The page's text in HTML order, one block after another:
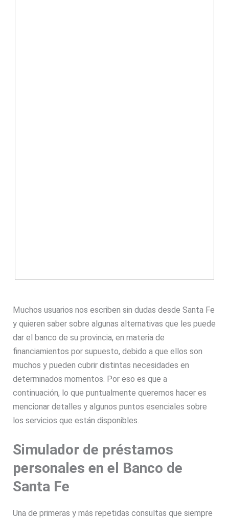
Muchos usuarios nos escriben sin dudas desde Santa Fe
y quieren saber sobre algunas alternativas que les puede
dar el banco de su provincia, en materia de
financiamientos por supuesto, debido a que ellos son
muchos y pueden cubrir distintas necesidades en
determinados momentos. Por eso es que a
continuación, lo que puntualmente queremos hacer es
mencionar detalles y algunos puntos esenciales sobre
los servicios que están disponibles.
Simulador de préstamos
personales en el Banco de
Santa Fe
Una de primeras y más repetidas consultas que siempre